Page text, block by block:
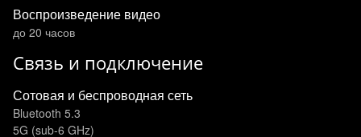
Воспроизведение видео
до 20 часов
Связь и подключение
Сотовая и беспроводная сеть
Bluetooth 5.3
5G (sub‑6 GHz)